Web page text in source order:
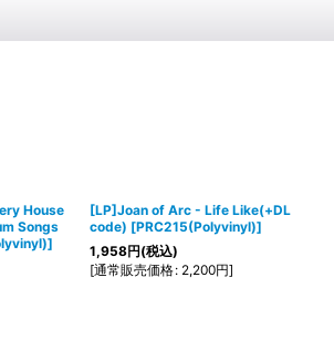
House
Songs
]
[LP]Joan of Arc - Life Like(+DL
code) [PRC215(Polyvinyl)]
1,958円(税込)
[通常販売価格: 2,200円]